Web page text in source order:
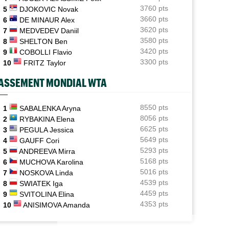
Plovdiv (CH)
Yannick Alexandrescou, 18 ans, privé d'une première
demie en Chall'
10:10
Jeunes
12 matchs, 12 victoires : les équipes de France U12
ATP - Cincinnati
En larmes à Montréal, Jack Draper est annoncé à
Cincinnati
09:03
ATP - Règlement
La proposition de Novak Djokovic : "Jouer jusqu’à
quatre jeux"
5
DJOKOVIC Novak
3760 pts
6
DE MINAUR Alex
3660 pts
7
MEDVEDEV Daniil
3620 pts
8
SHELTON Ben
3580 pts
9
COBOLLI Flavio
3420 pts
10
FRITZ Taylor 3300 pts
MONDIAL WTA
1 SABALENKA Aryna
8550 pts
2
RYBAKINA Elena
8056 pts
3
PEGULA Jessica
6625 pts
4
GAUFF Cori
5649 pts
5
ANDREEVA Mirra
5293 pts
6
MUCHOVA Karolina
5168 pts
7
NOSKOVA Linda
5016 pts
8
SWIATEK Iga
4539 pts
9
SVITOLINA Elina
4459 pts
10
ANISIMOVA Amanda 4353 pts